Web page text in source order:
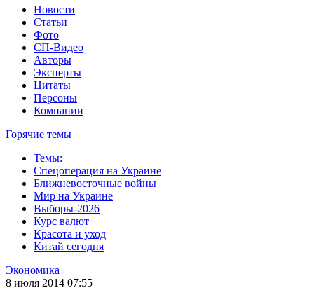
Новости
Статьи
Фото
СП-Видео
Авторы
Эксперты
Цитаты
Персоны
Компании
Горячие темы
Темы:
Спецоперация на Украине
Ближневосточные войны
Мир на Украине
Выборы-2026
Курс валют
Красота и уход
Китай сегодня
Экономика
8 июля 2014 07:55